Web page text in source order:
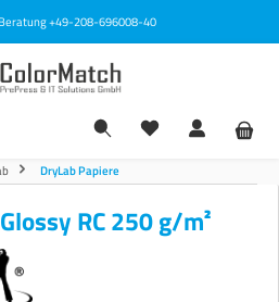
+49-208-696008-40
DryLab Papiere
RC 250 g/m²